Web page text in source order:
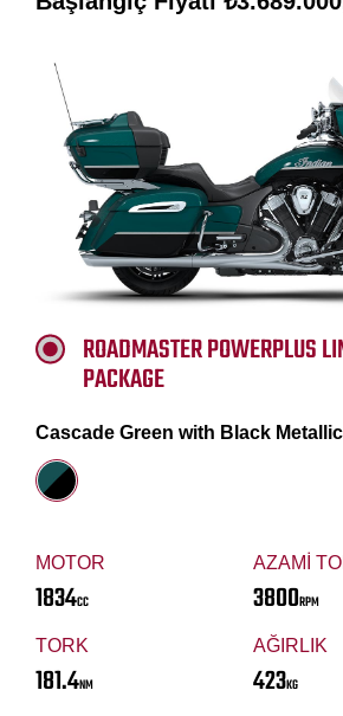
MOTOR
1834CC
AZAMİ
3800RPM
TORK
181.4NM
AĞIRLIK
423KG
ROADMASTER POWERPLUS
PACKAGE
Cascade Green with Black Metallic